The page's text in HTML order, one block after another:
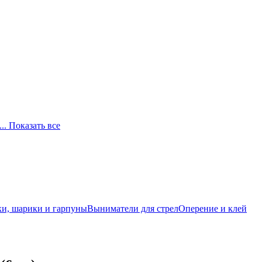
... Показать все
шарики и гарпуныВыниматели для стрелОперение и клей